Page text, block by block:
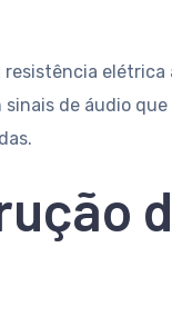
resistência elétrica
de áudio que